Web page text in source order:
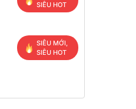
SIÊU HOT
SIÊU MỚI,
SIÊU HOT